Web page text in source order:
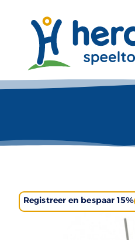
Registreer en bespaar 15%